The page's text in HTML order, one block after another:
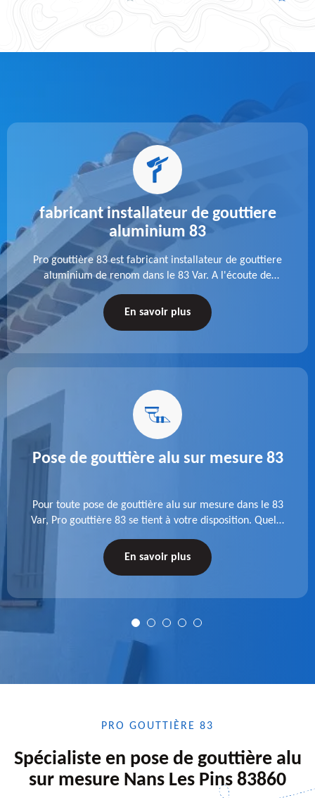
fabricant installateur de gouttiere
aluminium 83
Pro gouttière 83 est fabricant installateur de gouttiere
aluminium de renom dans le 83 Var. A l'écoute de
chaque besoin, notre équipe veille à réaliser des
gouttières performantes, durables et à la hauteur de
En savoir plus
Pose de gouttière alu sur mesure 83
Pour toute pose de gouttière alu sur mesure dans le 83
Var, Pro gouttière 83 se tient à votre disposition. Quelle
nous confiance.
En savoir plus
PRO GOUTTIÈRE 83
Spécialiste en pose de gouttière alu
sur mesure Nans Les Pins 83860